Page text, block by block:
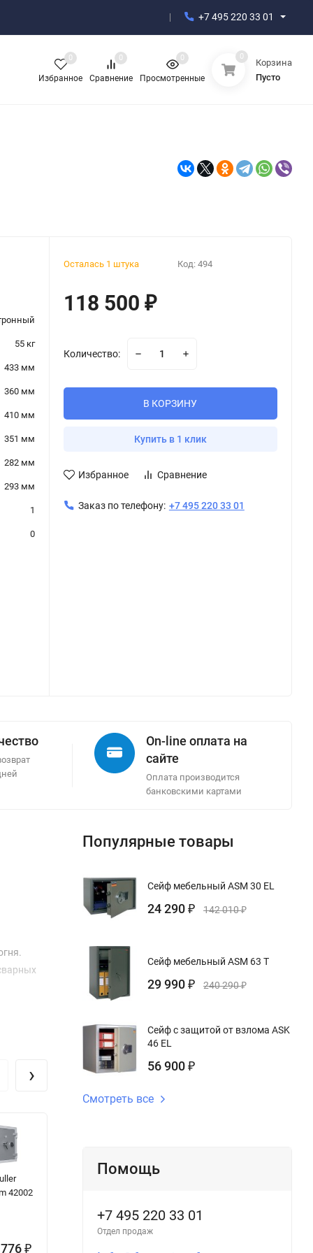
+7 495 220 33 01
Избранное
0
Сравнение
0
Просмотренные
0 0
Корзина
Пусто
55 кг
433 мм
360 мм
410 мм
351 мм
282 мм
293 мм
1
0
Осталась 1 штука Код: 494
118 500 ₽
Количество:
В КОРЗИНУ
Купить в 1 клик
Избранное Сравнение
Заказ по телефону: +7 495 220 33 01
On-line оплата на
сайте
Оплата производится
банковскими картами
42002
776₽
›
Популярные товары
Сейф мебельный ASM 30 EL
24 290 ₽ 142 010₽
Сейф мебельный ASM 63 T
29 990 ₽ 240 290₽
Сейф с защитой от взлома ASK
46 EL
56 900 ₽
Смотреть все
Помощь
+7 495 220 33 01
Отдел продаж